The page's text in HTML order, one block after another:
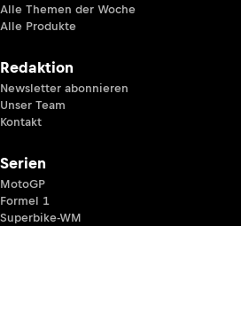
Alle Themen der Woche
Alle Produkte
Redaktion
Newsletter abonnieren
Unser Team
Kontakt
Serien
MotoGP
Formel 1
Superbike-WM